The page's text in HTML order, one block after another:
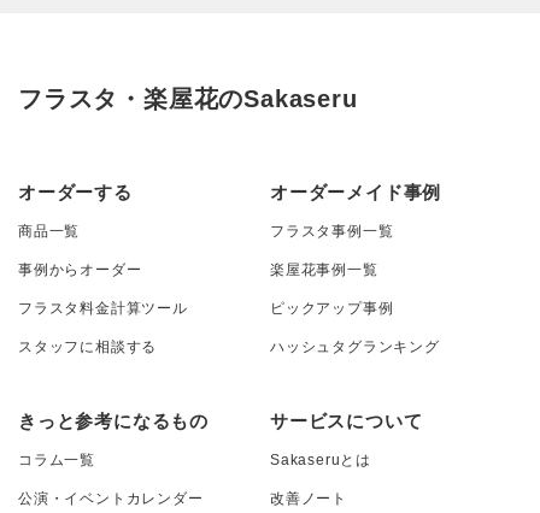
フラスタ・楽屋花のSakaseru
オーダーする
商品一覧
事例からオーダー
フラスタ料金計算ツール
スタッフに相談する
オーダーメイド事例
フラスタ事例一覧
楽屋花事例一覧
ピックアップ事例
ハッシュタグランキング
きっと参考になるもの
コラム一覧
公演・イベントカレンダー
サービスについて
Sakaseruとは
改善ノート